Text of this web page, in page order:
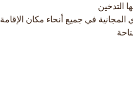
التدخين
المجانية في جميع أنحاء مكان الإقامة